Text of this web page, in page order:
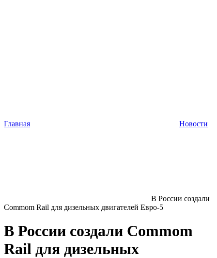
Главная Новости
В России создали
Commom Rail для дизельных двигателей Евро-5
В России создали Commom
Rail для дизельных